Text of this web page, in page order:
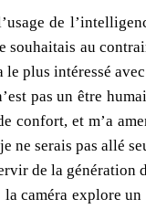
de
souhaitais au
le plus intéressé
pas un être
confort, et m’a
ne serais pas allé
de la génération
caméra explore